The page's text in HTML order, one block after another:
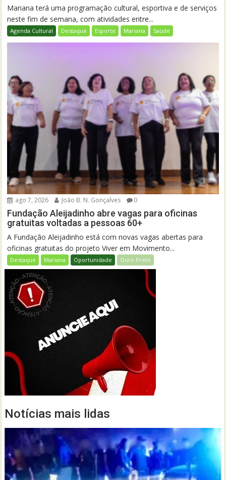
Mariana terá uma programação cultural, esportiva e de serviços
neste fim de semana, com atividades entre...
Agenda Cultural Destaque Esporte Mariana Saúde
ago 7, 2026 João B. N. Gonçalves 0
Fundação Aleijadinho abre vagas para oficinas
gratuitas voltadas a pessoas 60+
A Fundação Aleijadinho está com novas vagas abertas para
oficinas gratuitas do projeto Viver em Movimento...
Destaque Mariana Oportunidade Ouro Preto
Notícias mais lidas